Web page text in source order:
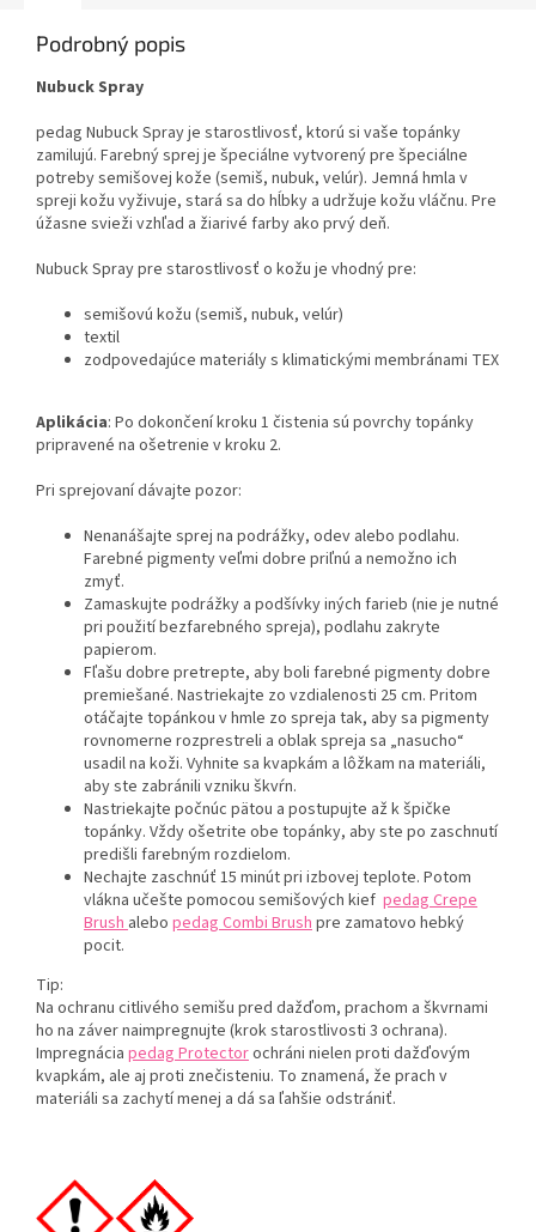
Podrobný popis
Nubuck Spray
pedag Nubuck Spray je starostlivosť, ktorú si vaše topánky
zamilujú. Farebný sprej je špeciálne vytvorený pre špeciálne
potreby semišovej kože (semiš, nubuk, velúr). Jemná hmla v
spreji kožu vyživuje, stará sa do hĺbky a udržuje kožu vláčnu. Pre
úžasne svieži vzhľad a žiarivé farby ako prvý deň.
Nubuck Spray pre starostlivosť o kožu je vhodný pre:
semišovú kožu (semiš, nubuk, velúr)
textil
zodpovedajúce materiály s klimatickými membránami TEX
Aplikácia: Po dokončení kroku 1 čistenia sú povrchy topánky
pripravené na ošetrenie v kroku 2.
Pri sprejovaní dávajte pozor:
Nenanášajte sprej na podrážky, odev alebo podlahu.
Farebné pigmenty veľmi dobre priľnú a nemožno ich
zmyť.
Zamaskujte podrážky a podšívky iných farieb (nie je nutné
pri použití bezfarebného spreja), podlahu zakryte
papierom.
Fľašu dobre pretrepte, aby boli farebné pigmenty dobre
premiešané. Nastriekajte zo vzdialenosti 25 cm. Pritom
otáčajte topánkou v hmle zo spreja tak, aby sa pigmenty
rovnomerne rozprestreli a oblak spreja sa „nasucho“
usadil na koži. Vyhnite sa kvapkám a lôžkam na materiáli,
aby ste zabránili vzniku škvŕn.
Nastriekajte počnúc pätou a postupujte až k špičke
topánky. Vždy ošetrite obe topánky, aby ste po zaschnutí
predišli farebným rozdielom.
Nechajte zaschnúť 15 minút pri izbovej teplote. Potom
vlákna učešte pomocou semišových kief pedag Crepe
Brush alebo pedag Combi Brushpre zamatovo hebký
pocit.
Tip:
Na ochranu citlivého semišu pred dažďom, prachom a škvrnami
ho na záver naimpregnujte (krok starostlivosti 3 ochrana).
Impregnácia pedag Protectorochráni nielen proti dažďovým
kvapkám, ale aj proti znečisteniu. To znamená, že prach v
materiáli sa zachytí menej a dá sa ľahšie odstrániť.